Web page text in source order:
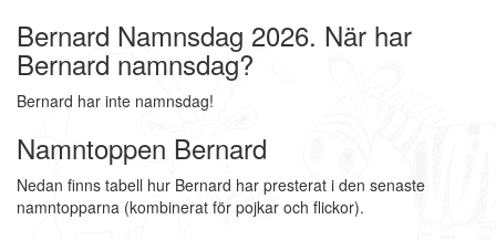
Bernard Namnsdag 2026. När har
Bernard namnsdag?
Bernard har inte namnsdag!
Namntoppen Bernard
Nedan finns tabell hur Bernard har presterat i den senaste
namntopparna (kombinerat för pojkar och flickor).